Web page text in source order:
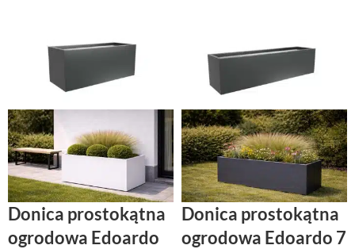
Donica prostokątna
ogrodowa Edoardo
Donica prostokątna
ogrodowa Edoardo 7